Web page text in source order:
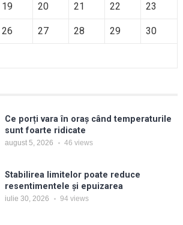
19 20 21 22 23
26 27 28 29 30
Ce porți vara în oraș când temperaturile
sunt foarte ridicate
august 5, 2026 46 views
Stabilirea limitelor poate reduce
resentimentele și epuizarea
iulie 30, 2026 94 views